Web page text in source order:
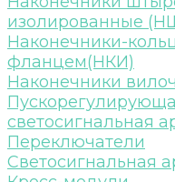
изолированные
Наконечники-
фланцем(НКИ)
Наконечники
светосигнальная
Переключатели
Светосигнальная